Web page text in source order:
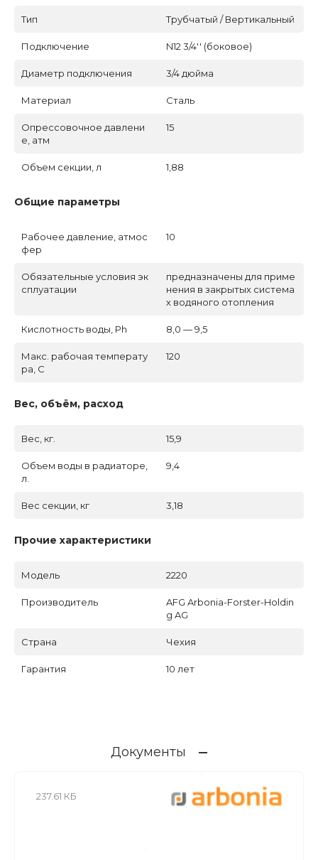
Тип Трубчатый / Вертикальный
Подключение N12 3/4'' (боковое)
Диаметр подключения 3/4 дюйма
Материал Сталь
Опрессовочное давлени
е, атм
15
Объем секции, л 1,88
Общие параметры
Рабочее давление, атмос
фер
10
Обязательные условия эк
сплуатации
предназначены для приме
нения в закрытых система
х водяного отопления
Кислотность воды, Ph 8,0 — 9,5
Макс. рабочая температу
ра, C
120
Вес, объём, расход
Вес, кг. 15,9
Объем воды в радиаторе,
л.
9,4
Вес секции, кг 3,18
Прочие характеристики
Модель 2220
Производитель
AFG Arbonia-Forster-Holdin
g AG
Страна Чехия
Гарантия 10 лет
Документы
237.61 КБ